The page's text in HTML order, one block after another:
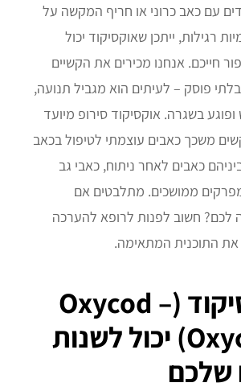
עם כאב כרוני או חריף המקשה על
רגילות, ייתכן שאוקסיקוד יכול
חייכם. אנחנו מכירים את הקשיים
פוסק – לעיתים הוא מגביל תנועה,
בשגרה. אוקסיקוד סירופ מיועד
משכך כאבים עוצמתי לטיפול בכאב
כאבים לאחר ניתוח, כאבי גב
ממושכים. מתלבטים אם
חשוב לפנות לרופא להערכה
התוכנית המתאימה.
כך אוקסיקוד (Oxycod –
Oxycodone) יכול לשנות